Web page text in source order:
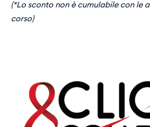
(*Lo sconto non è cumulabile con le
corso)